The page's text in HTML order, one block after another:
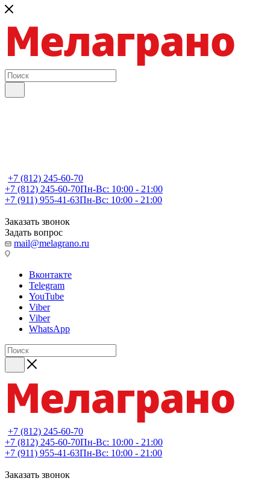
+7 (812) 245-60-70
+7 (812) 245-60-70Пн-Вс: 10:00 - 21:00
+7 (911) 955-41-63Пн-Вс: 10:00 - 21:00
Заказать звонок
Задать вопрос
mail@melagrano.ru
Вконтакте
Telegram
YouTube
Viber
Viber
WhatsApp
+7 (812) 245-60-70
+7 (812) 245-60-70Пн-Вс: 10:00 - 21:00
+7 (911) 955-41-63Пн-Вс: 10:00 - 21:00
Заказать звонок